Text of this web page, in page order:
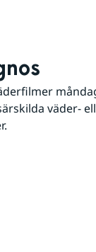
väder-